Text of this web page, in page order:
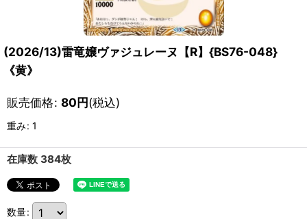
(2026/13)雷竜嬢ヴァジュレーヌ【R】{BS76-048}
《黄》
販売価格: 80円(税込)
重み: 1
在庫数 384枚
数量: